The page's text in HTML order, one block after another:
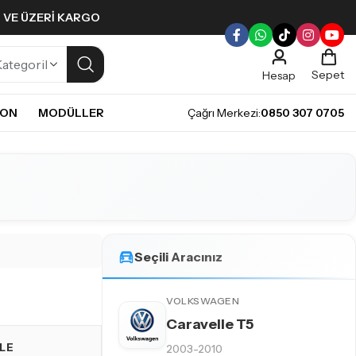
ÜZERI KARGO
Hesap
Sepet
MODÜLLER Çağrı Merkezi:0850 307 0705
Seçili Aracınız
VOLKSWAGEN
Caravelle T5
2003-2010